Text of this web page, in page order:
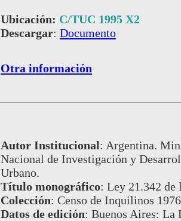
Ubicación: C/TUC 1995 X2
Descargar: Documento
Otra información
Autor Institucional: Argentina.
Nacional de Investigación y
Urbano.
Título monográfico: Ley 21.342 de
Colección: Censo de Inquilinos
Datos de edición: Buenos Aires: La